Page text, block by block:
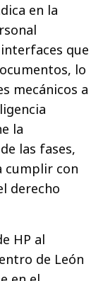
en la
que
lo
mecánicos a
la
las fases,
cumplir con
derecho
HP al
de León